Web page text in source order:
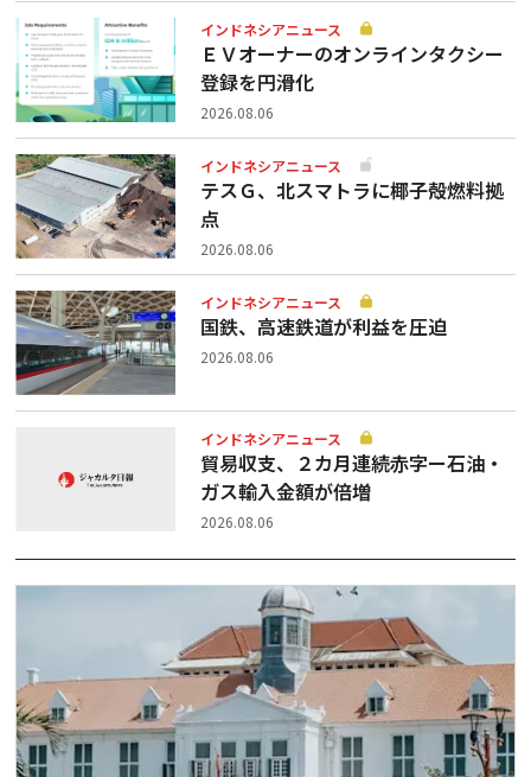
インドネシアニュース
ＥＶオーナーのオンラインタクシー
登録を円滑化
2026.08.06
インドネシアニュース
テスＧ、北スマトラに椰子殻燃料拠
点
2026.08.06
インドネシアニュース
国鉄、高速鉄道が利益を圧迫
2026.08.06
インドネシアニュース
貿易収支、２カ月連続赤字ー石油・
ガス輸入金額が倍増
2026.08.06